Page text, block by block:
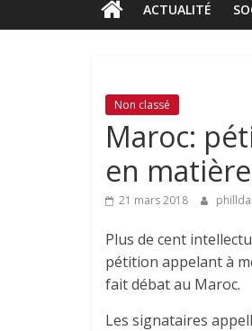
ACTUALITÉ
Non classé
Maroc:
en
21 mars 2018
Plus de cent
pétition appelant à
fait débat au Maroc.
Les signataires